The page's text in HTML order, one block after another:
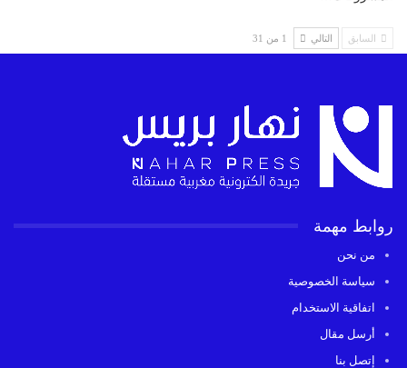
السابق التالي 1 من 31
روابط مهمة
من نحن
سياسة الخصوصية
اتفاقية الاستخدام
أرسل مقال
إتصل بنا